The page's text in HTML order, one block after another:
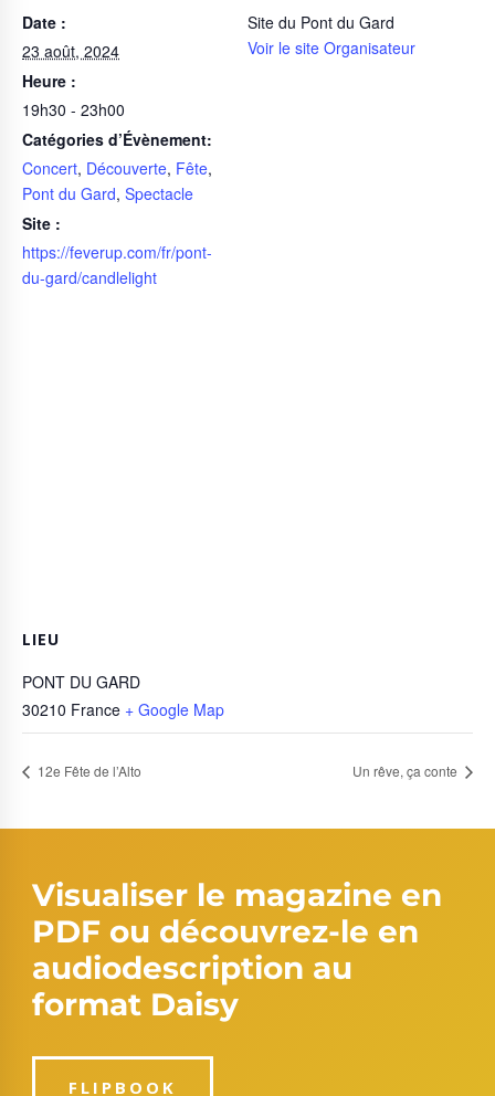
Date :
23 août, 2024
Heure :
19h30 - 23h00
Catégories d’Évènement:
Concert, Découverte, Fête,
Pont du Gard, Spectacle
Site :
https://feverup.com/fr/pont-
du-gard/candlelight
Site du Pont du Gard
Voir le site Organisateur
LIEU
PONT DU GARD
30210 France + Google Map
12e Fête de l’Alto Un rêve, ça conte
Visualiser le magazine en
PDF ou découvrez-le en
audiodescription au
format Daisy
FLIPBOOK